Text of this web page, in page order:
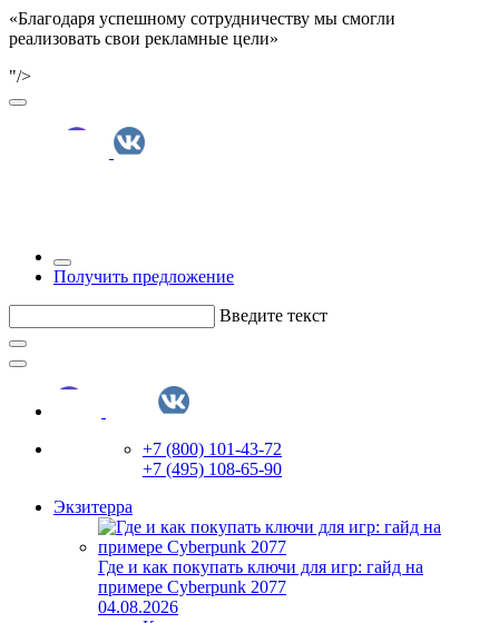
«Благодаря успешному сотрудничеству мы смогли
реализовать свои рекламные цели»
"/>
Получить предложение
Введите текст
+7 (800) 101-43-72
+7 (495) 108-65-90
Экзитерра
Где и как покупать ключи для игр: гайд на
примере Cyberpunk 2077
04.08.2026